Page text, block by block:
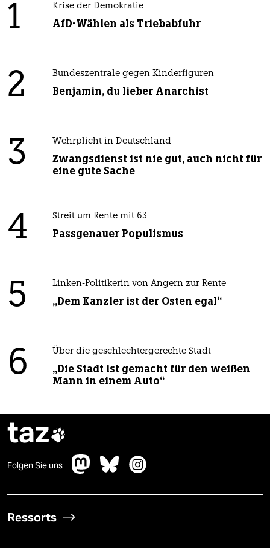
1 Krise der Demokratie
AfD-Wählen als Triebabfuhr
2 Bundeszentrale gegen Kinderfiguren
Benjamin, du lieber Anarchist
3 Wehrplicht in Deutschland
Zwangsdienst ist nie gut, auch nicht für
eine gute Sache
4 Streit um Rente mit 63
Passgenauer Populismus
5 Linken-Politikerin von Angern zur Rente
„Dem Kanzler ist der Osten egal“
6 Über die geschlechtergerechte Stadt
„Die Stadt ist gemacht für den weißen
Mann in einem Auto“
taz
Folgen Sie uns
Ressorts